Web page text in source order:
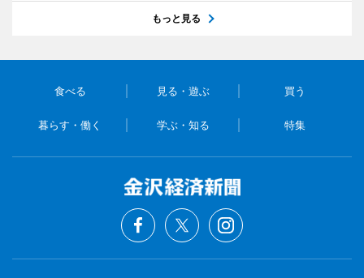
もっと見る
食べる 見る・遊ぶ 買う
暮らす・働く 学ぶ・知る 特集